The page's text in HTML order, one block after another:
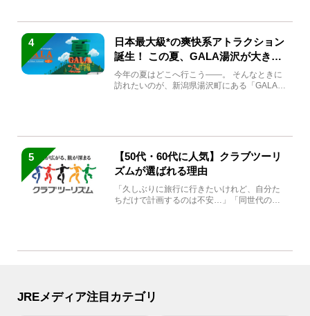
4
日本最大級*の爽快系アトラクション
誕生！ この夏、GALA湯沢が大きく
生まれ変わる
今年の夏はどこへ行こう――。 そんなときに
訪れたいのが、新潟県湯沢町にある「GALA湯
5
【50代・60代に人気】クラブツーリ
ズムが選ばれる理由
「久しぶりに旅行に行きたいけれど、自分た
ちだけで計画するのは不安…」「同世代の方
JREメディア注目カテゴリ